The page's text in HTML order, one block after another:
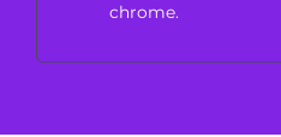
chrome.